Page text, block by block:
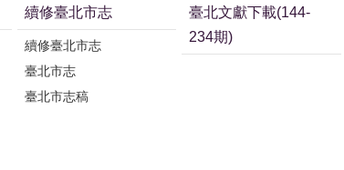
續修臺北市志
續修臺北市志
臺北市志
臺北市志稿
臺北文獻下載(144-
234期)